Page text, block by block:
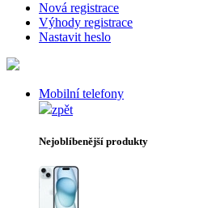
Nová registrace
Výhody registrace
Nastavit heslo
Mobilní telefony
zpět
Nejoblíbenější produkty